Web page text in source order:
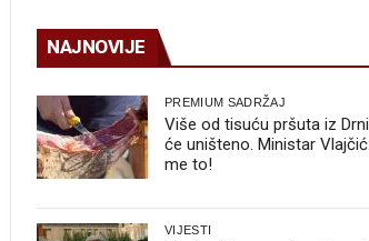
NAJNOVIJE
PREMIUM SADRŽAJ
Više od tisuću pršuta iz
će uništeno. Ministar
me to!
VIJESTI